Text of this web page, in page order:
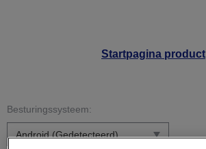
Startpagina product
Besturingssysteem: